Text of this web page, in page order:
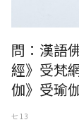
問：漢語
經》受梵
伽》受瑜
七 13